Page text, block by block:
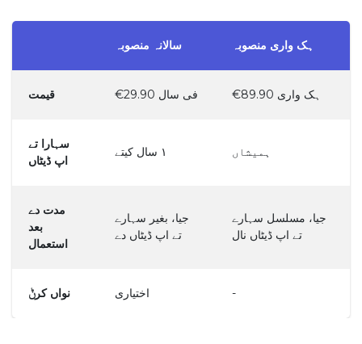
سالانہ منصوبہ ہک واری منصوبہ
قیمت €29.90 فی سال €89.90 ہک واری
سہارا تے
اپ ڈیٹاں
١ سال کیتے ہمیشاں
مدت دے
بعد
استعمال
جیا، بغیر سہارے
تے اپ ڈیٹاں دے
جیا، مسلسل سہارے
تے اپ ڈیٹاں نال
نواں کرݨ اختیاری -